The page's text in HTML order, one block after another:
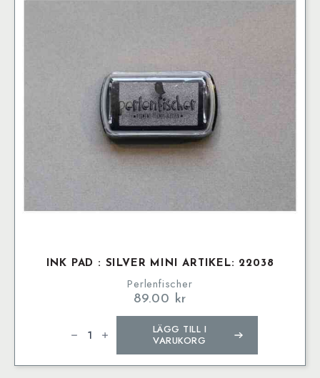
INK PAD : SILVER MINI ARTIKEL: 22038
Perlenfischer
89.00 kr
Artikel:
LÄGG TILL I
VARUKORG